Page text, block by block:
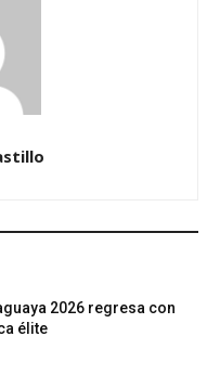
2026 regresa con
élite